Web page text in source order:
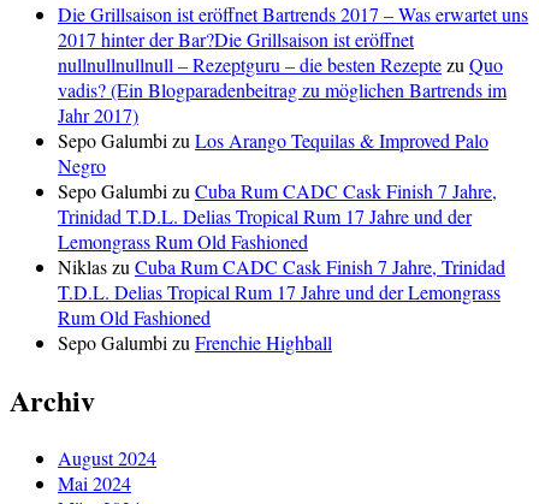
Die Grillsaison ist eröffnet Bartrends 2017 – Was erwartet uns
2017 hinter der Bar?Die Grillsaison ist eröffnet
nullnullnullnull – Rezeptguru – die besten Rezeptezu Quo
vadis? (Ein Blogparadenbeitrag zu möglichen Bartrends im
Jahr 2017)
Sepo Galumbi zu Los Arango Tequilas & Improved Palo
Negro
Sepo Galumbi zu Cuba Rum CADC Cask Finish 7 Jahre,
Trinidad T.D.L. Delias Tropical Rum 17 Jahre und der
Lemongrass Rum Old Fashioned
Niklaszu Cuba Rum CADC Cask Finish 7 Jahre, Trinidad
T.D.L. Delias Tropical Rum 17 Jahre und der Lemongrass
Rum Old Fashioned
Sepo Galumbi zu Frenchie Highball
Archiv
August 2024
Mai 2024